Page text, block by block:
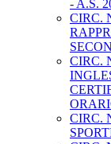
- A.S.
CIRC.
CIRC.
CIRC.